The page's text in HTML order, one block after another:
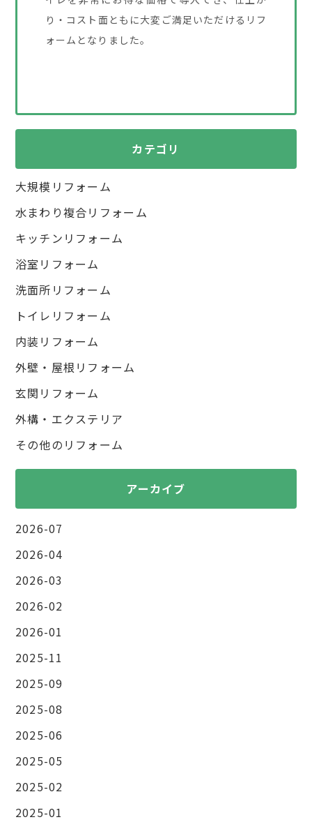
り・コスト面ともに大変ご満足いただけるリフ
ォームとなりました。
カテゴリ
大規模リフォーム
水まわり複合リフォーム
キッチンリフォーム
浴室リフォーム
洗面所リフォーム
トイレリフォーム
内装リフォーム
外壁・屋根リフォーム
玄関リフォーム
外構・エクステリア
その他のリフォーム
アーカイブ
2026-07
2026-04
2026-03
2026-02
2026-01
2025-11
2025-09
2025-08
2025-06
2025-05
2025-02
2025-01